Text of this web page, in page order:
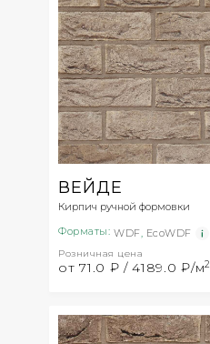
ВЕЙДЕ
Кирпич ручной формовки
Форматы: WDF, EcoWDF
Розничная цена
от 71.0 ₽ / 4189.0 ₽/м2